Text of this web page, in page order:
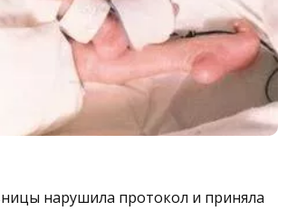
нарушила протокол и приняла